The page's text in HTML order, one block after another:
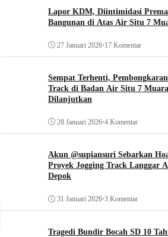
Lapor KDM, Diintimidasi
Bangunan di Atas Air Situ 7
27 Januari 2026•17 Komentar
Sempat Terhenti,
Track di Badan Air Situ 7
Dilanjutkan
28 Januari 2026•4 Komentar
Akun @supiansuri Sebarkan
Proyek Jogging Track Langgar
Depok
31 Januari 2026•3 Komentar
Tragedi Bundir Bocah SD 10